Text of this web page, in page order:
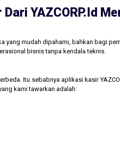
YAZCORP.id
yang mudah dipahami, bahkan bagi
bisnis tanpa kendala teknis.
Itu sebabnya aplikasi kasir
kami tawarkan adalah: